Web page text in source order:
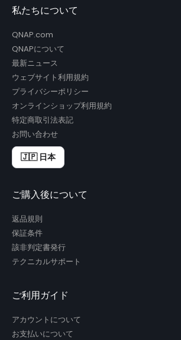
私たちについて
QNAP.com
QNAPについて
最新ニュース
ウェブサイト利用規約
プライバシーポリシー
オンラインショップ利用規約
特定商取引法表記
お問い合わせ
🇯🇵 日本
ご購入後について
返品規則
保証条件
該非判定書発行
テクニカルサポート
ご利用ガイド
アカウントについて
お支払いについて